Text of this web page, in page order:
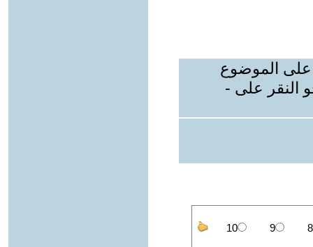
على الموضوع
النقر على -